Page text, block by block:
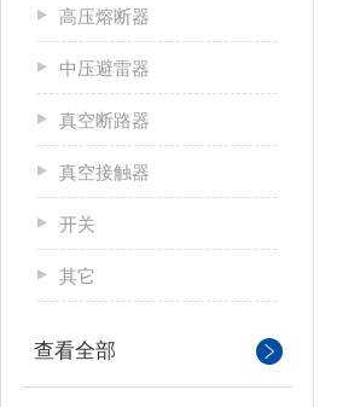
高压熔断器
中压避雷器
真空断路器
真空接触器
开关
其它
查看全部